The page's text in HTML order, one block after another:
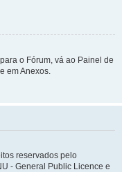
o Fórum, vá ao Painel de
em Anexos.
reservados pelo
- General Public Licence e